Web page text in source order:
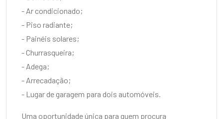
- Ar condicionado;
- Piso radiante;
- Painéis solares;
- Churrasqueira;
- Adega;
- Arrecadação;
- Lugar de garagem para dois automóveis.
Uma oportunidade única para quem procura